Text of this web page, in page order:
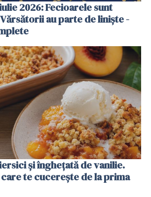
2026: Fecioarele sunt
au parte de liniște -
și înghețată de vanilie.
te cucerește de la prima